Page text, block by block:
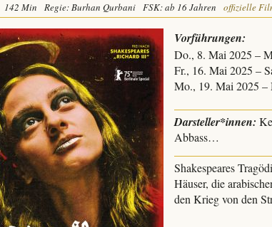
142 Min Regie: Burhan Qurbani FSK: ab 16 Jahren offizielle
Vorführungen:
Do., 8. Mai 2025 –
Fr., 16. Mai 2025 –
Mo., 19. Mai 2025
Darsteller*innen:
Abbass…
Shakespeares
Häuser, die
den Krieg von den